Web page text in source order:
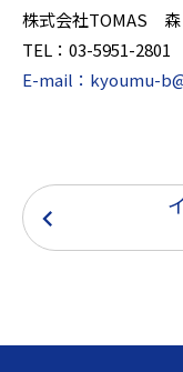
株式会社TOMAS 森
TEL：03-5951-2801
E-mail：kyoumu-